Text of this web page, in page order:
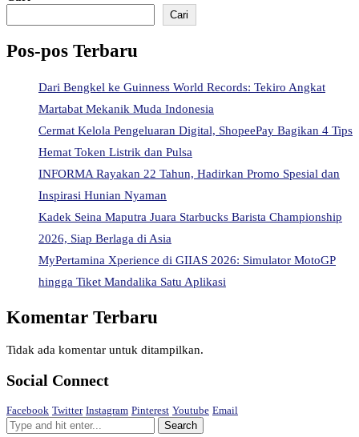
Cari
Pos-pos Terbaru
Dari Bengkel ke Guinness World Records: Tekiro Angkat
Martabat Mekanik Muda Indonesia
Cermat Kelola Pengeluaran Digital, ShopeePay Bagikan 4 Tips
Hemat Token Listrik dan Pulsa
INFORMA Rayakan 22 Tahun, Hadirkan Promo Spesial dan
Inspirasi Hunian Nyaman
Kadek Seina Maputra Juara Starbucks Barista Championship
2026, Siap Berlaga di Asia
MyPertamina Xperience di GIIAS 2026: Simulator MotoGP
hingga Tiket Mandalika Satu Aplikasi
Komentar Terbaru
Tidak ada komentar untuk ditampilkan.
Social Connect
Facebook Twitter Instagram Pinterest Youtube Email